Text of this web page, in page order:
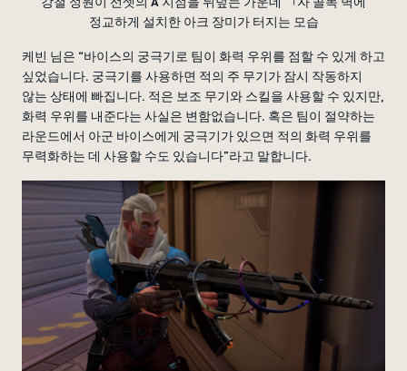
정교하게 설치한 아크 장미가 터지는 모습
케빈 님은 “바이스의 궁극기로 팀이 화력 우위를 점할 수 있게 하고
싶었습니다. 궁극기를 사용하면 적의 주 무기가 잠시 작동하지
않는 상태에 빠집니다. 적은 보조 무기와 스킬을 사용할 수 있지만,
화력 우위를 내준다는 사실은 변함없습니다. 혹은 팀이 절약하는
라운드에서 아군 바이스에게 궁극기가 있으면 적의 화력 우위를
무력화하는 데 사용할 수도 있습니다”라고 말합니다.